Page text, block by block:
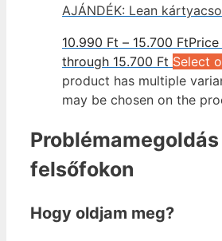
AJÁNDÉK: Lean
10.990 Ft – 15.700 Ft
through 15.700 Ft Select
product has multiple
may be chosen on the
Problémamegoldás
felsőfokon
Hogy oldjam meg?